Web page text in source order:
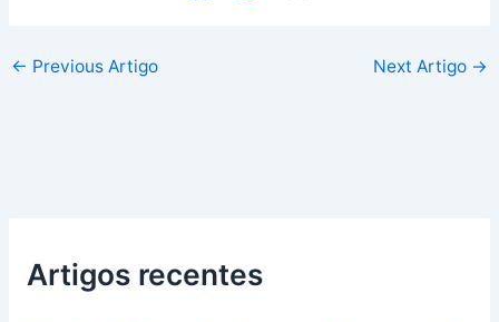
← Previous Artigo Next Artigo →
Artigos recentes